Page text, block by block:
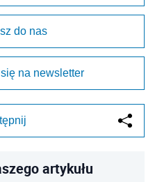
do nas
na newsletter
artykułu